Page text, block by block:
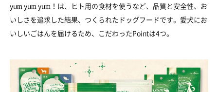
yum yum yum！は、ヒト用の食材を使うなど、品質と安全性、お
いしさを追求した結果、つくられたドッグフードです。愛犬にお
いしいごはんを届けるため、こだわったPointは4つ。